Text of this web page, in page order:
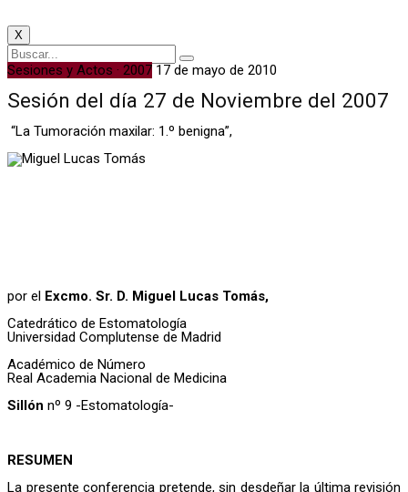
X
Sesiones y Actos · 2007 17 de mayo de 2010
Sesión del día 27 de Noviembre del 2007
“La Tumoración maxilar: 1.º benigna”,
por el Excmo. Sr. D. Miguel Lucas Tomás,
Catedrático de Estomatología
Universidad Complutense de Madrid
Académico de Número
Real Academia Nacional de Medicina
Sillón nº 9 -Estomatología-
RESUMEN
La presente conferencia pretende, sin desdeñar la última revisión